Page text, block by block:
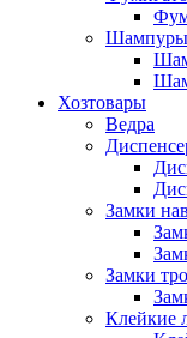
Шампуры
Хозтовары
Ведра
Замки
Замки
Клейкие